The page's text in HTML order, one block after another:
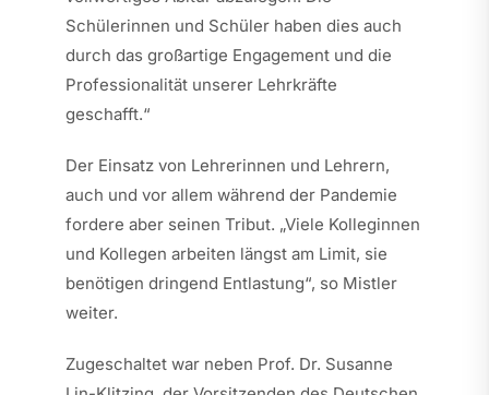
Schülerinnen und Schüler haben dies auch
durch das großartige Engagement und die
Professionalität unserer Lehrkräfte
geschafft.“
Der Einsatz von Lehrerinnen und Lehrern,
auch und vor allem während der Pandemie
fordere aber seinen Tribut. „Viele Kolleginnen
und Kollegen arbeiten längst am Limit, sie
benötigen dringend Entlastung“, so Mistler
weiter.
Zugeschaltet war neben Prof. Dr. Susanne